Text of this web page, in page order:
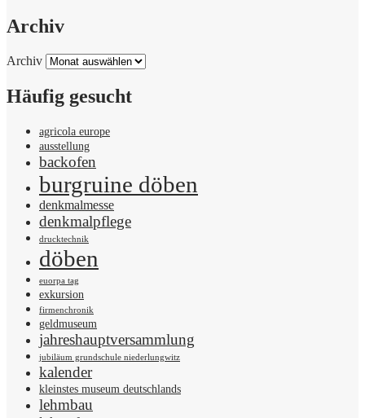
Archiv
Archiv
Häufig gesucht
agricola europe
ausstellung
backofen
burgruine döben
denkmalmesse
denkmalpflege
drucktechnik
döben
euorpa tag
exkursion
firmenchronik
geldmuseum
jahreshauptversammlung
jubiläum grundschule niederlungwitz
kalender
kleinstes museum deutschlands
lehmbau